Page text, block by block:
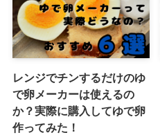
レンジでチンするだけのゆ
で卵メーカーは使えるの
か？実際に購入してゆで卵
作ってみた！